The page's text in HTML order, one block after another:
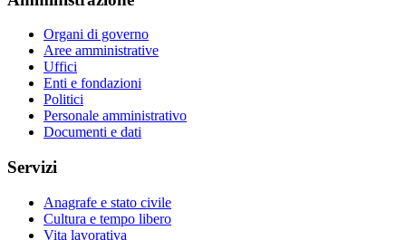
Organi di governo
Aree amministrative
Uffici
Enti e fondazioni
Politici
Personale amministrativo
Documenti e dati
Servizi
Anagrafe e stato civile
Cultura e tempo libero
Vita lavorativa